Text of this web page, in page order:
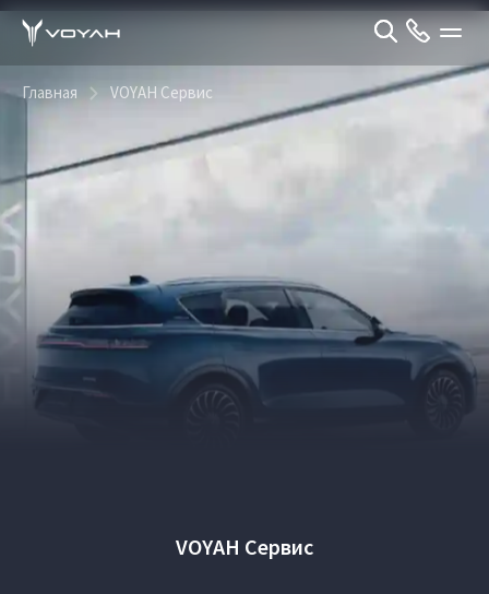
Главная VOYAH Сервис
VOYAH Сервис